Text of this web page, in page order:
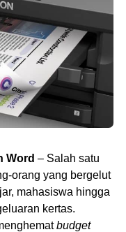
Word – Salah satu
orang yang bergelut
mahasiswa hingga
kertas.
budget